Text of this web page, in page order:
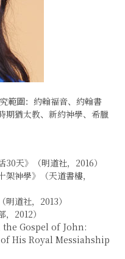
範圍：約翰福音、約翰書
期猶太教、新約神學、希臘
30天》（明道社，2016）
神學》（天道書樓，
道社，2013）
2012）
Gospel of John:
His Royal Messiahship